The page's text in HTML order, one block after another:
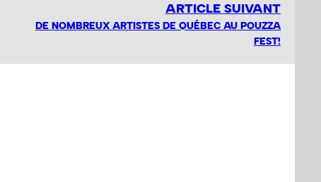
ARTICLE SUIVANT
DE NOMBREUX ARTISTES DE QUÉBEC AU POUZZA
FEST!